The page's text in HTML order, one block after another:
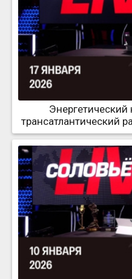
Энергетический
трансатлантический